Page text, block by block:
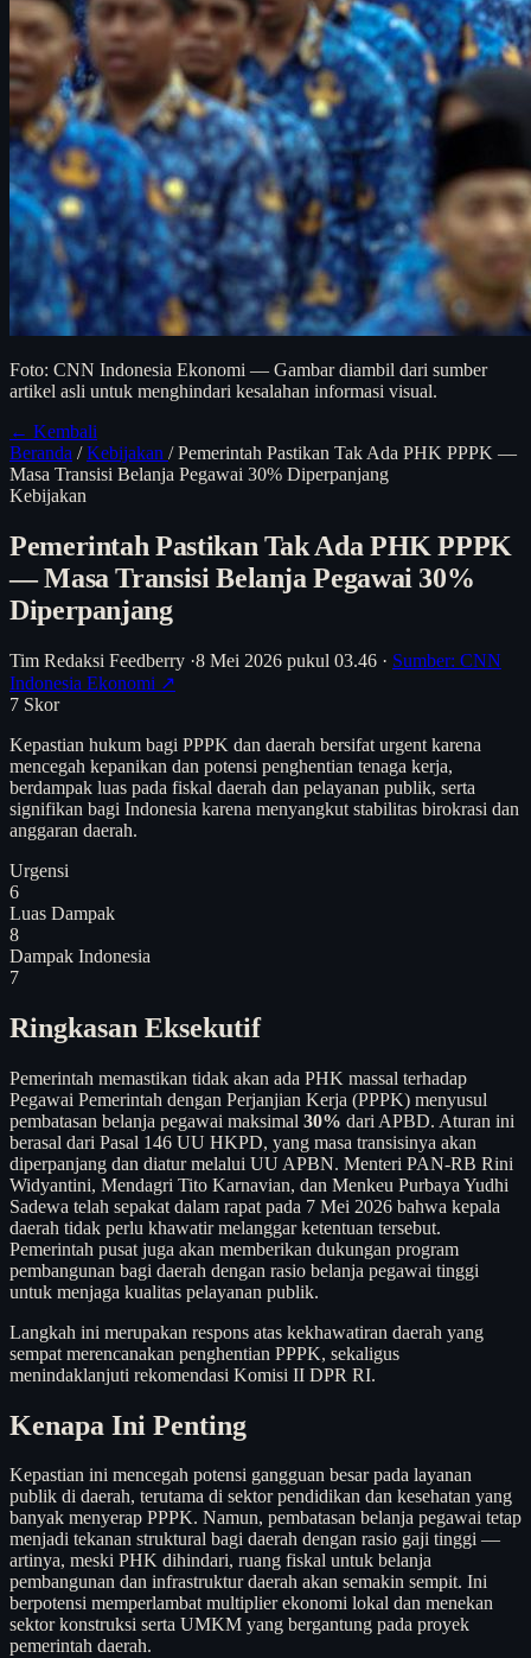
Foto: CNN Indonesia Ekonomi — Gambar diambil dari sumber
artikel asli untuk menghindari kesalahan informasi visual.
← Kembali
Beranda / Kebijakan / Pemerintah Pastikan Tak Ada PHK PPPK —
Masa Transisi Belanja Pegawai 30% Diperpanjang
Kebijakan
Pemerintah Pastikan Tak Ada PHK PPPK
— Masa Transisi Belanja Pegawai 30%
Diperpanjang
Tim Redaksi Feedberry ·8 Mei 2026 pukul 03.46 · Sumber: CNN
Indonesia Ekonomi ↗
7 Skor
Kepastian hukum bagi PPPK dan daerah bersifat urgent karena
mencegah kepanikan dan potensi penghentian tenaga kerja,
berdampak luas pada fiskal daerah dan pelayanan publik, serta
signifikan bagi Indonesia karena menyangkut stabilitas birokrasi dan
anggaran daerah.
Urgensi
6
Luas Dampak
8
Dampak Indonesia
7
Ringkasan Eksekutif
Pemerintah memastikan tidak akan ada PHK massal terhadap
Pegawai Pemerintah dengan Perjanjian Kerja (PPPK) menyusul
pembatasan belanja pegawai maksimal 30% dari APBD. Aturan ini
berasal dari Pasal 146 UU HKPD, yang masa transisinya akan
diperpanjang dan diatur melalui UU APBN. Menteri PAN-RB Rini
Widyantini, Mendagri Tito Karnavian, dan Menkeu Purbaya Yudhi
Sadewa telah sepakat dalam rapat pada 7 Mei 2026 bahwa kepala
daerah tidak perlu khawatir melanggar ketentuan tersebut.
Pemerintah pusat juga akan memberikan dukungan program
pembangunan bagi daerah dengan rasio belanja pegawai tinggi
untuk menjaga kualitas pelayanan publik.
Langkah ini merupakan respons atas kekhawatiran daerah yang
sempat merencanakan penghentian PPPK, sekaligus
menindaklanjuti rekomendasi Komisi II DPR RI.
Kenapa Ini Penting
Kepastian ini mencegah potensi gangguan besar pada layanan
publik di daerah, terutama di sektor pendidikan dan kesehatan yang
banyak menyerap PPPK. Namun, pembatasan belanja pegawai tetap
menjadi tekanan struktural bagi daerah dengan rasio gaji tinggi —
artinya, meski PHK dihindari, ruang fiskal untuk belanja
pembangunan dan infrastruktur daerah akan semakin sempit. Ini
berpotensi memperlambat multiplier ekonomi lokal dan menekan
sektor konstruksi serta UMKM yang bergantung pada proyek
pemerintah daerah.